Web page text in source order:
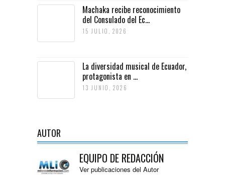
Machaka recibe reconocimiento
del Consulado del Ec...
15 JULIO, 2026
La diversidad musical de Ecuador,
protagonista en ...
13 JUNIO, 2026
AUTOR
EQUIPO DE REDACCIÓN
Ver publicaciones del Autor